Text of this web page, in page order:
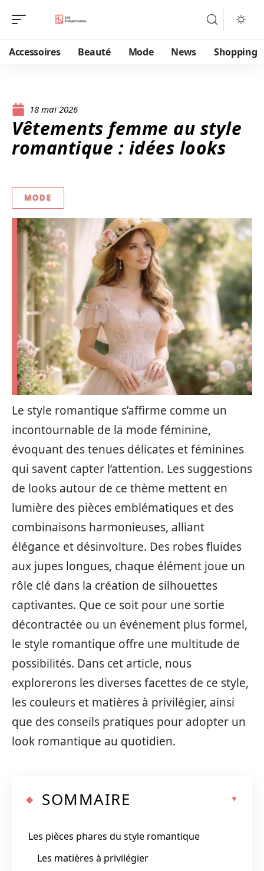
Accessoires Beauté Mode News Shopping
18 mai 2026
Vêtements femme au style
romantique : idées looks
MODE
Le style romantique s’affirme comme un
incontournable de la mode féminine,
évoquant des tenues délicates et féminines
qui savent capter l’attention. Les suggestions
de looks autour de ce thème mettent en
lumière des pièces emblématiques et des
combinaisons harmonieuses, alliant
élégance et désinvolture. Des robes fluides
aux jupes longues, chaque élément joue un
rôle clé dans la création de silhouettes
captivantes. Que ce soit pour une sortie
décontractée ou un événement plus formel,
le style romantique offre une multitude de
possibilités. Dans cet article, nous
explorerons les diverses facettes de ce style,
les couleurs et matières à privilégier, ainsi
que des conseils pratiques pour adopter un
look romantique au quotidien.
SOMMAIRE
Les pièces phares du style romantique
Les matières à privilégier